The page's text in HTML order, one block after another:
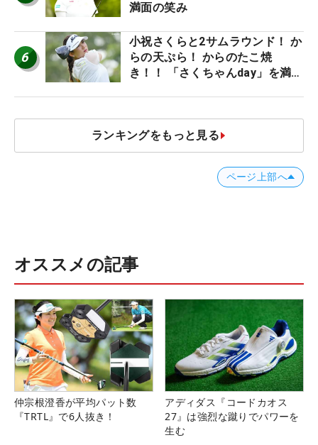
満面の笑み
6
小祝さくらと2サムラウンド！ か
らの天ぷら！ からのたこ焼
き！！ 「さくちゃんday」を満喫
ランキングをもっと見る
ページ上部へ
オススメの記事
仲宗根澄香が平均パット数
『TRTL』で6人抜き！
アディダス『コードカオス
27』は強烈な蹴りでパワーを
生む